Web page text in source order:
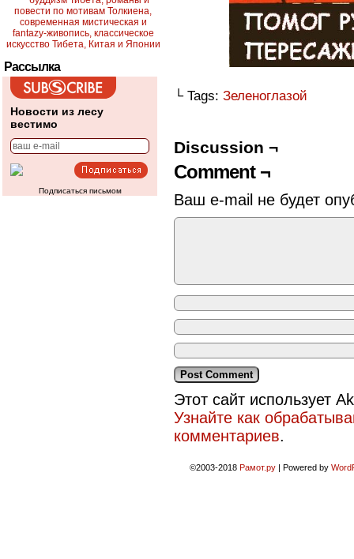
Рассылка
Новости из лесу
вестимо
Подписаться письмом
└ Tags: Зеленоглазой
Discussion ¬
Comment ¬
Ваш e-mail не будет
Этот сайт использует
Узнайте как
комментариев.
©2003-2018 Рамот.ру | Powered by